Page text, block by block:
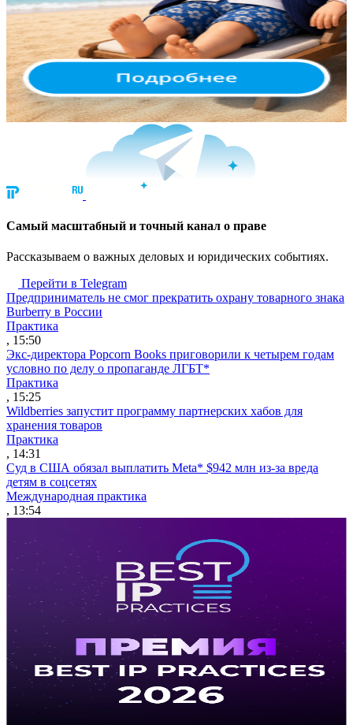
Cамый масштабный и точный канал о праве
Рассказываем о важных деловых и юридических событиях.
Перейти в Telegram
Предприниматель не смог прекратить охрану товарного знака
Burberry в России
Практика
, 15:50
Экс-директора Popcorn Books приговорили к четырем годам
условно по делу о пропаганде ЛГБТ*
Практика
, 15:25
Wildberries запустит программу партнерских хабов для
хранения товаров
Практика
, 14:31
Суд в США обязал выплатить Meta* $942 млн из-за вреда
детям в соцсетях
Международная практика
, 13:54